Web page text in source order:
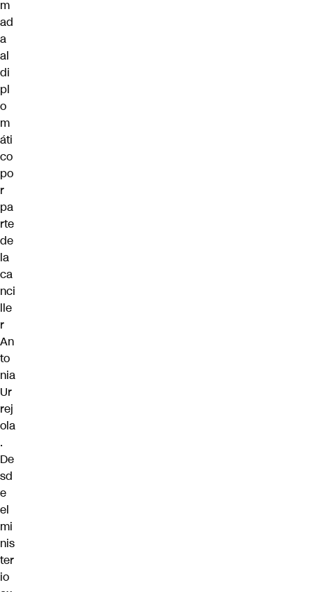
m
ad
a
al
di
pl
o
m
áti
co
po
r
pa
rte
de
la
ca
nci
lle
r
An
to
nia
Ur
rej
ola
.
De
sd
e
el
mi
nis
ter
io